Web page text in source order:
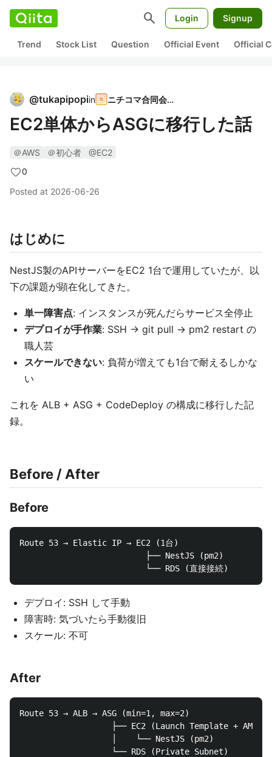
search Login Signup
Trend Stock List Question Official Event Official
@tukapipopiin ニチコマ合同会社
EC2単体からASGに移行した話
＠AWS ＠初心者
@EC2
0
Posted at 2026-06-26
はじめに
NestJS製のAPIサーバーをEC2 1台で運用していたが、以
下の課題が顕在化してきた。
単一障害点: インスタンスが死んだらサービス全停止
デプロイが手作業: SSH → git pull → pm2 restart の
職人芸
スケールできない: 負荷が増えても1台で耐えるしかな
い
これを ALB + ASG + CodeDeploy の構成に移行した記
録。
Before / After
Before
Route 53 → Elastic IP → EC2 (1台)
                          ├── NestJS (pm2)
デプロイ: SSH して手動
障害時: 気づいたら手動復旧
スケール: 不可
After
Route 53 → ALB → ASG (min=1, max=2)
                   ├── EC2 (Launch Template + AMI)
                   │    └── NestJS (pm2)
                   └── RDS (Private Subnet)